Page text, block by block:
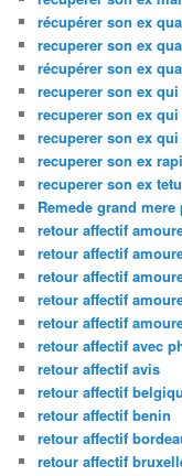
récupérer son ex
recuperer son ex
récupérer son ex
recuperer son ex
recuperer son ex
recuperer son ex
recuperer son ex
recuperer son ex tetu
Remede grand
retour affectif
retour affectif
retour affectif
retour affectif
retour affectif
retour affectif avec
retour affectif avis
retour affectif
retour affectif benin
retour affectif
retour affectif